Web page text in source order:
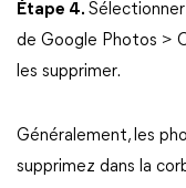
Étape 4.
de Google Photos >
les supprimer.
Généralement, les
supprimez dans la